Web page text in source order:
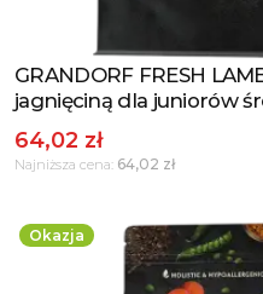
Zobacz produkt
GRANDORF FRESH
jagnięciną dla juniorów
64,02 zł
Najniższa cena: 64,02 zł
Okazja